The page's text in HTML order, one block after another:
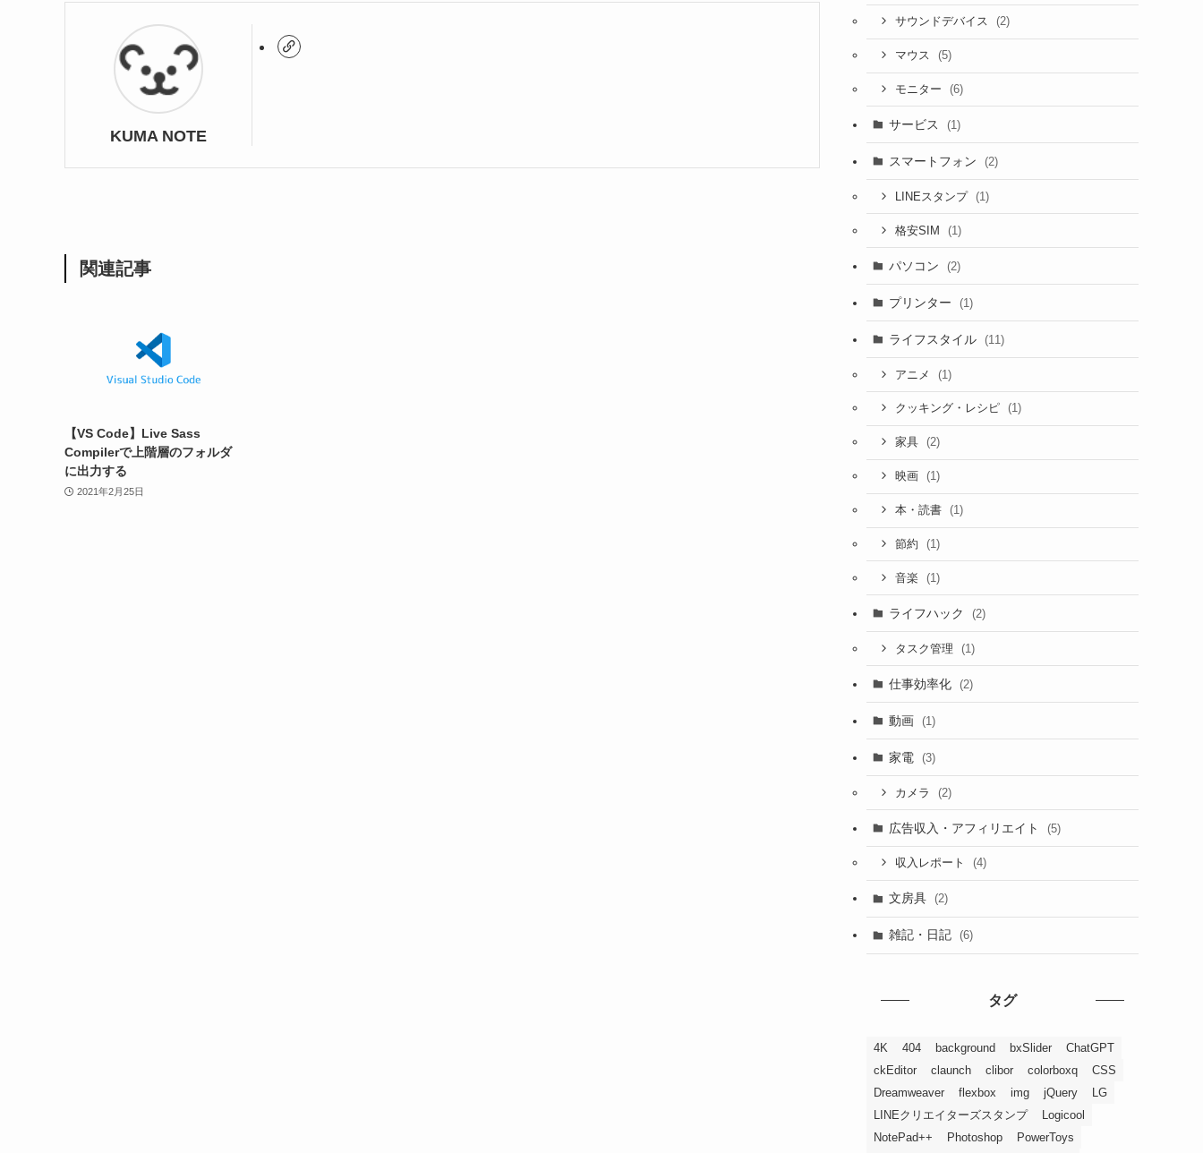
KUMA NOTE
関連記事
【VS Code】Live Sass
Compilerで上階層のフォルダ
に出力する
2021年2月25日
サウンドデバイス (2)
マウス (5)
モニター (6)
サービス (1)
スマートフォン (2)
LINEスタンプ (1)
格安SIM (1)
パソコン (2)
プリンター (1)
ライフスタイル (11)
アニメ (1)
クッキング・レシピ (1)
家具 (2)
映画 (1)
本・読書 (1)
節約 (1)
音楽 (1)
ライフハック (2)
タスク管理 (1)
仕事効率化 (2)
動画 (1)
家電 (3)
カメラ (2)
広告収入・アフィリエイト (5)
収入レポート (4)
文房具 (2)
雑記・日記 (6)
タグ
4K 404 background bxSlider
ChatGPT
ckEditor
claunch clibor colorboxq
CSS
Dreamweaver
flexbox img jQuery
LG
LINEクリエイターズスタンプ
Logicool
NotePad++
Photoshop
PowerToys